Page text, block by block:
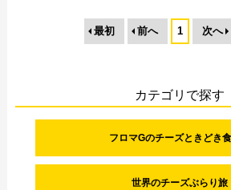
最初 前へ 1 次へ
カテゴリで探す
フロマGのチーズときどき
世界のチーズぶらり旅